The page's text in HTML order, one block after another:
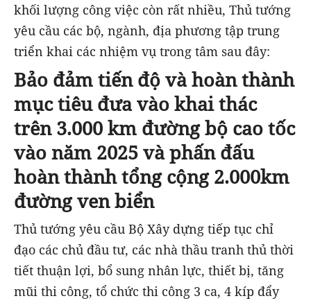
khối lượng công việc còn rất nhiều, Thủ tướng
yêu cầu các bộ, ngành, địa phương tập trung
triển khai các nhiệm vụ trong tâm sau đây:
Bảo đảm tiến độ và hoàn thành
mục tiêu đưa vào khai thác
trên 3.000 km đường bộ cao tốc
vào năm 2025 và phấn đấu
hoàn thành tổng cộng 2.000km
đường ven biển
Thủ tướng yêu cầu Bộ Xây dựng tiếp tục chỉ
đạo các chủ đầu tư, các nhà thầu tranh thủ thời
tiết thuận lợi, bổ sung nhân lực, thiết bị, tăng
mũi thi công, tổ chức thi công 3 ca, 4 kíp đẩy